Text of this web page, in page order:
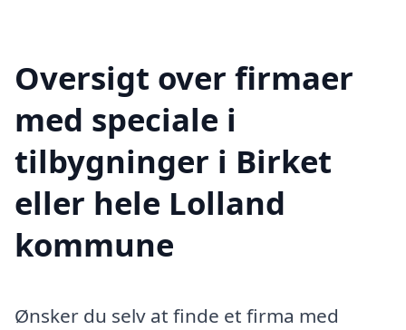
Oversigt over firmaer
med speciale i
tilbygninger i Birket
eller hele Lolland
kommune
Ønsker du selv at finde et firma med